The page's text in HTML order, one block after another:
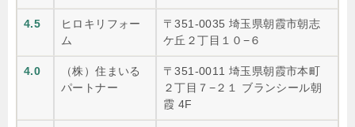
4.5
ヒロキリフォー
ム
〒351-0035 埼玉県朝霞市朝志
ケ丘２丁目１０−６
4.0
（株）住まいる
パートナー
〒351-0011 埼玉県朝霞市本町
２丁目７−２１ ブランシール朝
霞 4F